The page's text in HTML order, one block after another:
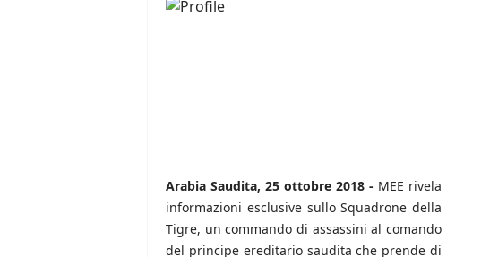
Arabia Saudita, 25 ottobre 2018 - MEE rivela
informazioni esclusive sullo Squadrone della
Tigre, un commando di assassini al comando
del principe ereditario saudita che prende di